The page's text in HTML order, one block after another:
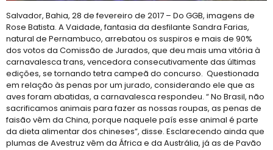
Salvador, Bahia, 28 de fevereiro de 2017 – Do GGB, imagens de
Rose Batista. A Vaidade, fantasia da desfilante Sandra Farias,
natural de Pernambuco, arrebatou os suspiros e mais de 90%
dos votos da Comissão de Jurados, que deu mais uma vitória à
carnavalesca trans, vencedora consecutivamente das últimas
edições, se tornando tetra campeã do concurso. Questionada
em relação às penas por um jurado, considerando ele que as
aves foram abatidas, a carnavalesca respondeu. “ No Brasil, não
sacrificamos animais para fazer as nossas roupas, as penas de
faisão vêm da China, porque naquele país esse animal é parte
da dieta alimentar dos chineses”, disse. Esclarecendo ainda que
plumas de Avestruz vêm da África e da Austrália, já as de Pavão